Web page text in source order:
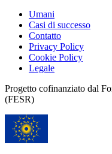
Umani
Casi di successo
Contatto
Privacy Policy
Cookie Policy
Legale
Progetto cofinanziato dal
(FESR)